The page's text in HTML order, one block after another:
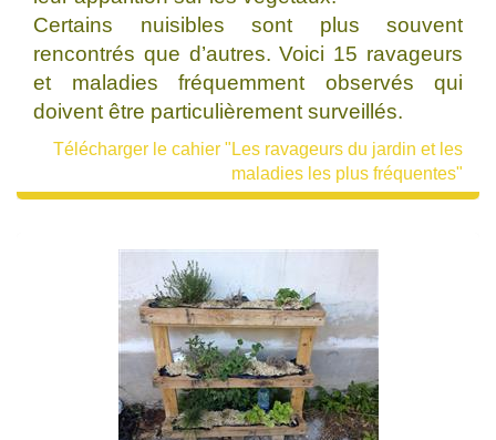
Certains nuisibles sont plus souvent
rencontrés que d’autres. Voici 15 ravageurs
et maladies fréquemment observés qui
doivent être particulièrement surveillés.
Télécharger le cahier "Les ravageurs du jardin et les
maladies les plus fréquentes"